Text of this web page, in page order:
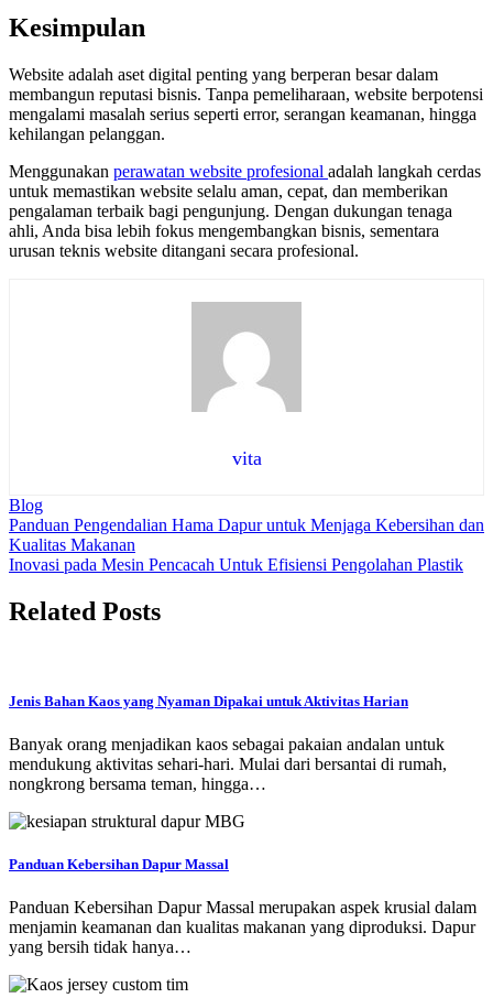
Kesimpulan
Website adalah aset digital penting yang berperan besar dalam
membangun reputasi bisnis. Tanpa pemeliharaan, website berpotensi
mengalami masalah serius seperti error, serangan keamanan, hingga
kehilangan pelanggan.
Menggunakan perawatan website profesional adalah langkah cerdas
untuk memastikan website selalu aman, cepat, dan memberikan
pengalaman terbaik bagi pengunjung. Dengan dukungan tenaga
ahli, Anda bisa lebih fokus mengembangkan bisnis, sementara
urusan teknis website ditangani secara profesional.
vita
Blog
Navigasi
pos
Panduan Pengendalian Hama Dapur untuk Menjaga Kebersihan dan
Kualitas Makanan
Inovasi pada Mesin Pencacah Untuk Efisiensi Pengolahan Plastik
Related Posts
Jenis Bahan Kaos yang Nyaman Dipakai untuk Aktivitas Harian
Banyak orang menjadikan kaos sebagai pakaian andalan untuk
mendukung aktivitas sehari-hari. Mulai dari bersantai di rumah,
nongkrong bersama teman, hingga…
Panduan Kebersihan Dapur Massal
Panduan Kebersihan Dapur Massal merupakan aspek krusial dalam
menjamin keamanan dan kualitas makanan yang diproduksi. Dapur
yang bersih tidak hanya…